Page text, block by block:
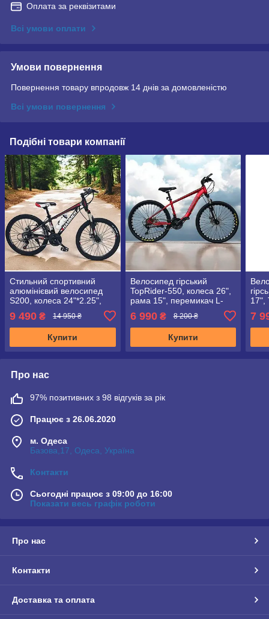
Оплата за реквізитами
Всі умови оплати
Умови повернення
Повернення товару впродовж 14 днів за домовленістю
Всі умови повернення
Подібні товари компанії
Стильний спортивний
алюмінієвий велосипед
S200, колеса 24"*2.25",
рама 14", чорно-червоний
9 490 ₴ 14 950 ₴
Купити
Велосипед гірський
TopRider-550, колеса 26",
рама 15", перемикач L-
6 990₴ 8 200 ₴
Купити
17",
7
Про нас
97% позитивних з 98 відгуків за рік
Працює з 26.06.2020
м. Одеса
Базова,17, Одеса, Україна
Контакти
Сьогодні працює з 09:00 до 16:00
Показати весь графік роботи
Про нас
Контакти
Доставка та оплата